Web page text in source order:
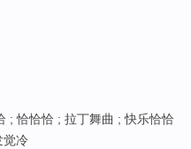
; 恰恰恰 ; 拉丁舞曲 ; 快乐恰恰
觉冷